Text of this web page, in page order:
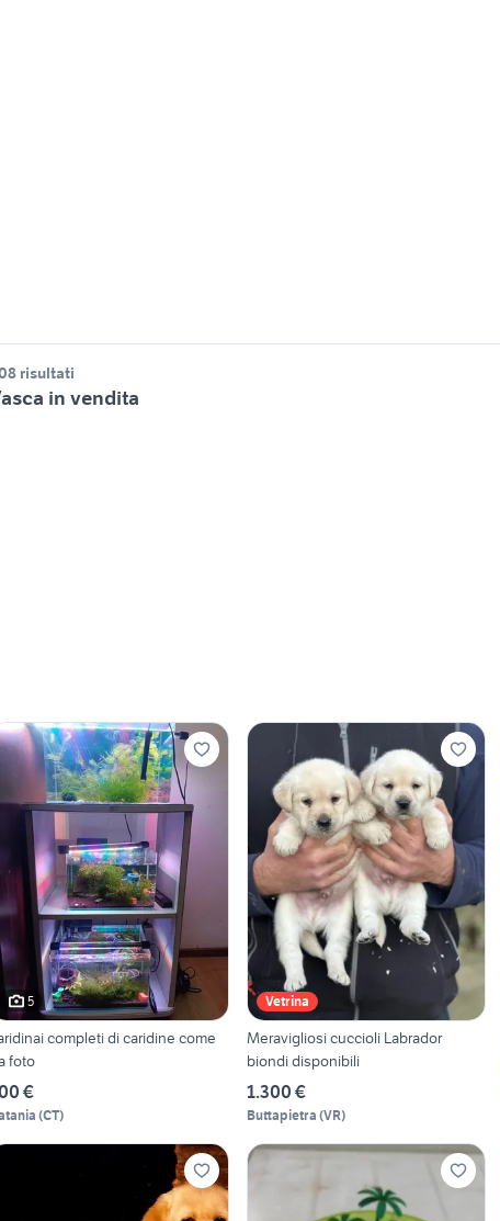
risultati
in vendita
5
completi di caridine come
foto
€
(CT)
Vetrina
Meravigliosi cuccioli Labrador
biondi disponibili
1.300 €
Buttapietra (VR)